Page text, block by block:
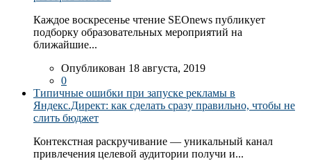
Каждое воскресенье чтение SEOnews публикует
подборку образовательных мероприятий на
ближайшие...
Опубликован 18 августа, 2019
0
Типичные ошибки при запуске рекламы в
Яндекс.Директ: как сделать сразу правильно, чтобы не
слить бюджет
Контекстная раскручивание — уникальный канал
привлечения целевой аудитории получи и...